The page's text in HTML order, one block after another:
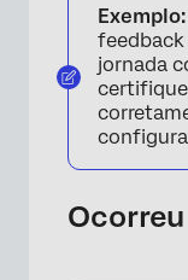
Exemplo:
jornada